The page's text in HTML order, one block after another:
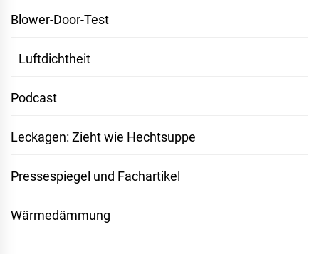
Blower-Door-Test
Luftdichtheit
Podcast
Leckagen: Zieht wie Hechtsuppe
Pressespiegel und Fachartikel
Wärmedämmung